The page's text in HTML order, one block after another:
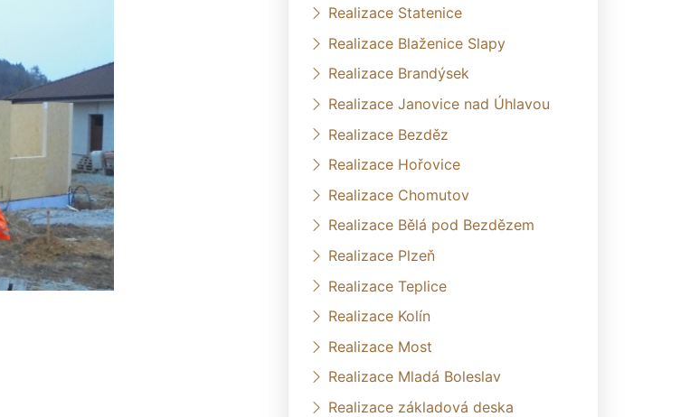
Realizace Statenice
Realizace Blaženice Slapy
Realizace Brandýsek
Realizace Janovice nad Úhlavou
Realizace Bezděz
Realizace Hořovice
Realizace Chomutov
Realizace Bělá pod Bezdězem
Realizace Plzeň
Realizace Teplice
Realizace Kolín
Realizace Most
Realizace Mladá Boleslav
Realizace základová deska